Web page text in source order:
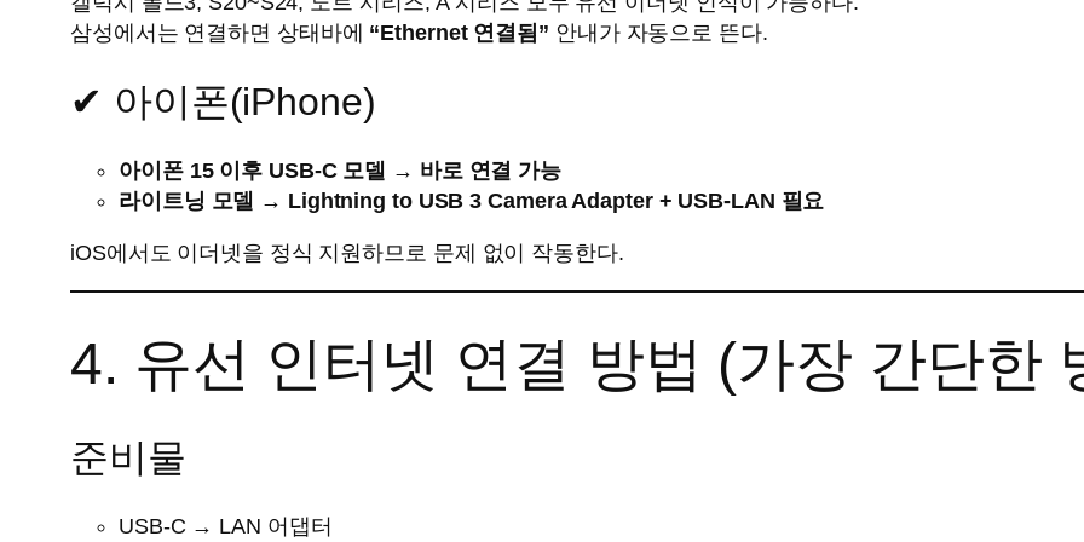
삼성에서는 연결하면 상태바에 “Ethernet 연결됨” 안내가 자동으로 뜬다.
✔ 아이폰(iPhone)
아이폰 15 이후 USB-C 모델 → 바로 연결 가능
라이트닝 모델 → Lightning to USB 3 Camera Adapter + USB-LAN 필요
iOS에서도 이더넷을 정식 지원하므로 문제 없이 작동한다.
4. 유선 인터넷 연결 방법 (가장 간단한
준비물
USB-C → LAN 어댑터